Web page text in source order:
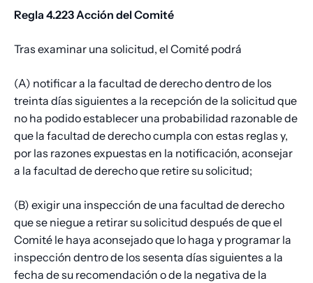
Regla 4.223 Acción del Comité
Tras examinar una solicitud, el Comité podrá
(A) notificar a la facultad de derecho dentro de los
treinta días siguientes a la recepción de la solicitud que
no ha podido establecer una probabilidad razonable de
que la facultad de derecho cumpla con estas reglas y,
por las razones expuestas en la notificación, aconsejar
a la facultad de derecho que retire su solicitud;
(B) exigir una inspección de una facultad de derecho
que se niegue a retirar su solicitud después de que el
Comité le haya aconsejado que lo haga y programar la
inspección dentro de los sesenta días siguientes a la
fecha de su recomendación o de la negativa de la